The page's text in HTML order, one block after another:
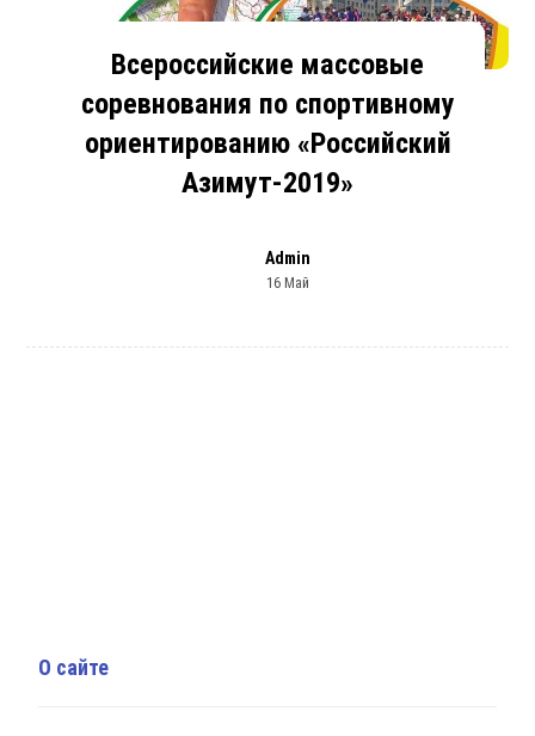
Всероссийские массовые
соревнования по спортивному
ориентированию «Российский
Азимут-2019»
Admin
16 Май
О сайте